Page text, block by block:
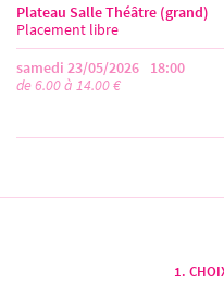
Plateau Salle Théâtre (grand)
Placement libre
samedi 23/05/2026
18:00
de 6.00 à 14.00 €